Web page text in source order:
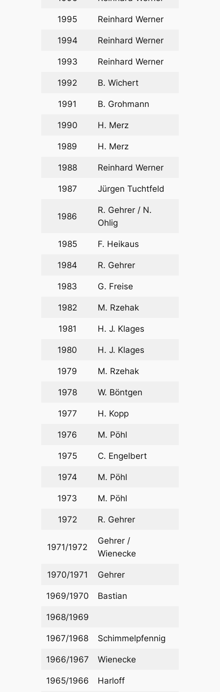
1995 Reinhard Werner
1994 Reinhard Werner
1993 Reinhard Werner
1992 B. Wichert
1991 B. Grohmann
1990 H. Merz
1989 H. Merz
1988 Reinhard Werner
1987 Jürgen Tuchtfeld
1986
R. Gehrer / N.
Ohlig
1985 F. Heikaus
1984 R. Gehrer
1983 G. Freise
1982 M. Rzehak
1981 H. J. Klages
1980 H. J. Klages
1979 M. Rzehak
1978 W. Böntgen
1977 H. Kopp
1976 M. Pöhl
1975 C. Engelbert
1974 M. Pöhl
1973 M. Pöhl
1972 R. Gehrer
1971/1972
Gehrer /
Wienecke
1970/1971 Gehrer
1969/1970 Bastian
1968/1969
1967/1968 Schimmelpfennig
1966/1967 Wienecke
1965/1966 Harloff